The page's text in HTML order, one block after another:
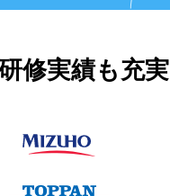
修実績も充実